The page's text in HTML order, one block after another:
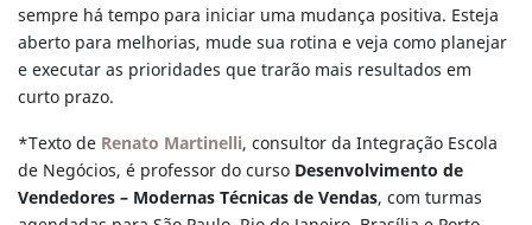
sempre há tempo para iniciar uma mudança positiva. Esteja
aberto para melhorias, mude sua rotina e veja como planejar
e executar as prioridades que trarão mais resultados em
curto prazo.
*Texto de Renato Martinelli, consultor da Integração Escola
de Negócios, é professor do curso Desenvolvimento de
Vendedores – Modernas Técnicas de Vendas, com turmas